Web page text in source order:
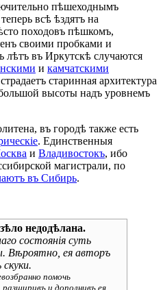
пѣшеходнымъ
всѣ ѣздятъ на
походовъ пѣшкомъ,
своими пробками и
лѣтъ въ Иркутскѣ случаются
и камчатскими
старинная архитектура
высоты надъ уровнемъ
въ городѣ также есть
. Единственныя
и Владивостокъ, ибо
магистрали, по
въ Сибирь.
недодѣлана.
состоянiя суть
Вѣроятно, ея авторъ
помочь
разширивъ и дополнивъ ея.